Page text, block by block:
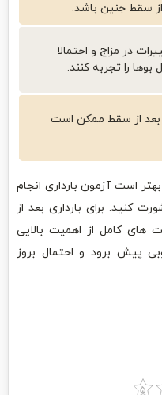
از سقط جنین باشد.
در مزاج و احتمالا
را تجربه کنند.
بعد از سقط ممکن است
است آزمون بارداری انجام
کنید. برای بارداری بعد از
های کامل از اهمیت بالایی
پیش برود و احتمال بروز